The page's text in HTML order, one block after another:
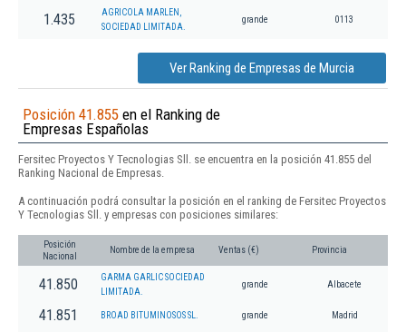
1.435
AGRICOLA MARLEN,
SOCIEDAD LIMITADA.
grande 0113
Ver Ranking de Empresas de Murcia
Posición 41.855 en el Ranking de
Empresas Españolas
Fersitec Proyectos Y Tecnologias Sll. se encuentra en la posición 41.855 del
Ranking Nacional de Empresas.
A continuación podrá consultar la posición en el ranking de Fersitec Proyectos
Y Tecnologias Sll. y empresas con posiciones similares:
Posición
Nacional
Nombre de la empresa Ventas (€) Provincia
41.850
GARMA GARLIC SOCIEDAD
LIMITADA.
grande Albacete
41.851 BROAD BITUMINOSOS SL. grande Madrid